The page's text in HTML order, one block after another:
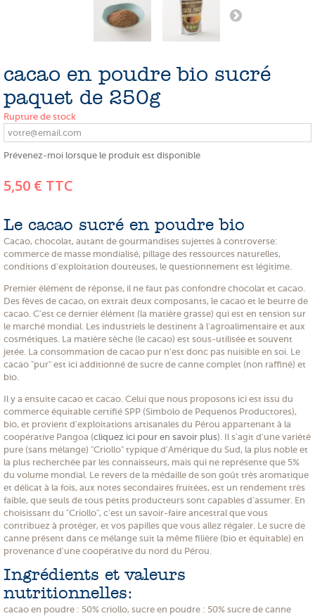
NOS CLIENTS ONT DU TALENT
SLOW E-SHOP
A PROPOS
cacao en poudre bio sucré
paquet de 250g
Rupture de stock
Prévenez-moi lorsque le produit est disponible
5,50 € TTC
Le cacao sucré en poudre bio
Cacao, chocolat, autant de gourmandises sujettes à controverse:
commerce de masse mondialisé, pillage des ressources naturelles,
conditions d'exploitation douteuses, le questionnement est légitime.
Premier élément de réponse, il ne faut pas confondre chocolat et cacao.
Des fèves de cacao, on extrait deux composants, le cacao et le beurre de
cacao. C'est ce dernier élément (la matière grasse) qui est en tension sur
le marché mondial. Les industriels le destinent à l'agroalimentaire et aux
cosmétiques. La matière sèche (le cacao) est sous-utilisée et souvent
jetée. La consommation de cacao pur n'est donc pas nuisible en soi. Le
cacao "pur" est ici additionné de sucre de canne complet (non raffiné) et
bio.
Il y a ensuite cacao et cacao. Celui que nous proposons ici est issu du
commerce équitable certifié SPP (Simbolo de Pequenos Productores),
bio, et provient d'exploitations artisanales du Pérou appartenant à la
coopérative Pangoa (cliquez ici pour en savoir plus). Il s'agit d'une variété
pure (sans mélange) "Criollo" typique d'Amérique du Sud, la plus noble et
la plus recherchée par les connaisseurs, mais qui ne représente que 5%
du volume mondial. Le revers de la médaille de son goût très aromatique
et délicat à la fois, aux notes secondaires fruitées, est un rendement très
faible, que seuls de tous petits producteurs sont capables d'assumer. En
choisissant du "Criollo", c'est un savoir-faire ancestral que vous
contribuez à protéger, et vos papilles que vous allez régaler. Le sucre de
canne présent dans ce mélange suit la même filière (bio et équitable) en
provenance d'une coopérative du nord du Pérou.
Ingrédients et valeurs
nutritionnelles:
cacao en poudre : 50% criollo, sucre en poudre : 50% sucre de canne